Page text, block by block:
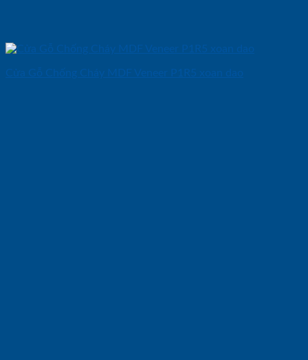
Cửa Gỗ Chống Cháy MDF Veneer P1R5 xoan dao